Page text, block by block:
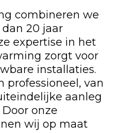
combineren we
20 jaar
expertise in het
zorgt voor
installaties.
van
aanleg
onze
wij op maat